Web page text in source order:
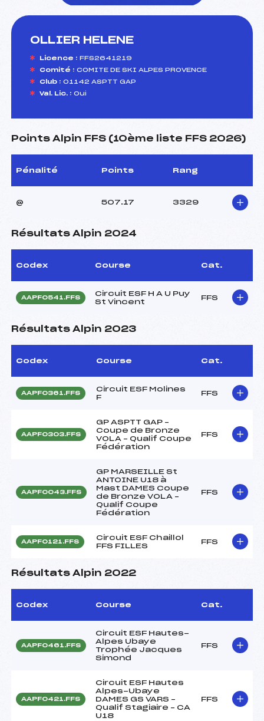
OLLIER HELENE
Licence : FFS2641219
Comité : COMITE DE SKI ALPES PROVENCE
Club : 01142 ASPTT GAP
Val. Lic. : Oui
Points Alpin FFS (10ème liste FFS 2026)
Pénalité Points Rang
@ 507.17 3329
Résultats Alpin 2024
Codex Course Cat.
AAPF0541.FFS
Circuit ESF H A U Puy
St Vincent
FFS
Résultats Alpin 2023
Codex Course Cat.
AAPF0361.FFS
Circuit ESF Molines
F
FFS
AAPF0303.FFS
GP ASPTT GAP –
Coupe de Bronze
VOLA – Qualif Coupe
Fédération
FFS
AAPF0043.FFS
GP MARSEILLE St
ANTOINE U18 à
Mast DAMES Coupe
de Bronze VOLA –
Qualif Coupe
Fédération
FFS
AAPF0121.FFS
Circuit ESF Chaillol
FFS FILLES
FFS
Résultats Alpin 2022
Codex Course Cat.
AAPF0461.FFS
Circuit ESF Hautes-
Alpes Ubaye
Trophée Jacques
Simond
FFS
AAPF0421.FFS
Circuit ESF Hautes
Alpes-Ubaye
DAMES GS VARS –
Qualif Stagiaire – CA
U18
FFS